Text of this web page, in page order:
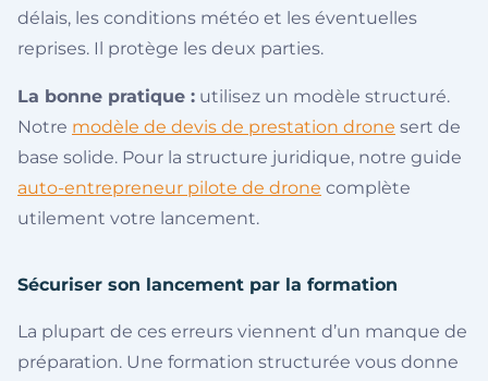
délais, les conditions météo et les éventuelles
reprises. Il protège les deux parties.
La bonne pratique : utilisez un modèle structuré.
Notre modèle de devis de prestation drone sert de
base solide. Pour la structure juridique, notre guide
auto-entrepreneur pilote de drone complète
utilement votre lancement.
Sécuriser son lancement par la formation
La plupart de ces erreurs viennent d’un manque de
préparation. Une formation structurée vous donne